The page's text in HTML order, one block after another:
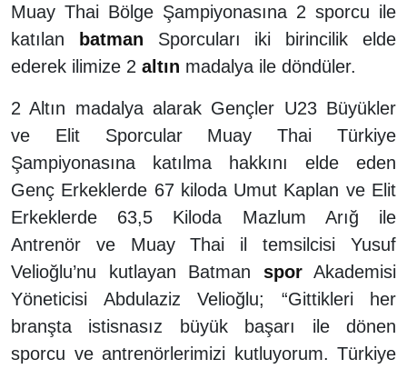
Muay Thai Bölge Şampiyonasına 2 sporcu ile
katılan
batman Sporcuları iki birincilik elde
ederek ilimize 2 altın madalya ile döndüler.
2 Altın madalya alarak Gençler U23 Büyükler
ve Elit Sporcular Muay Thai Türkiye
Şampiyonasına katılma hakkını elde eden
Genç Erkeklerde 67 kiloda Umut Kaplan ve Elit
Erkeklerde 63,5 Kiloda Mazlum Arığ ile
Antrenör ve Muay Thai il temsilcisi Yusuf
Velioğlu’nu kutlayan Batman sporAkademisi
Yöneticisi Abdulaziz Velioğlu; “Gittikleri her
branşta istisnasız büyük başarı ile dönen
sporcu ve antrenörlerimizi kutluyorum. Türkiye